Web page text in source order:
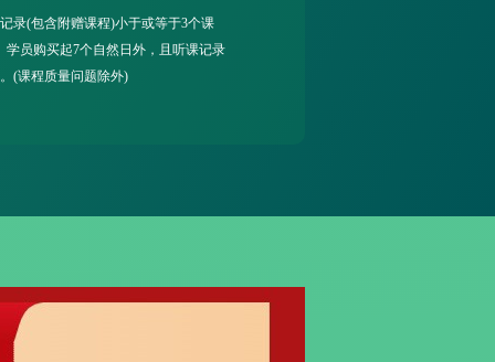
录(包含附赠课程)小于或等于3个课
员购买起7个自然日外，且听课记录
(课程质量问题除外)